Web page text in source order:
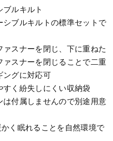
ルキルト
シブルキルトの標準セットで
ァスナーを閉じ、下に重ねた
スナーを閉じることで二重
ングに対応可
すく紛失しにくい収納袋
は付属しませんので別途用意
く眠れることを自然環境で